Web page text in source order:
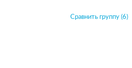
Сравнить группу (6)